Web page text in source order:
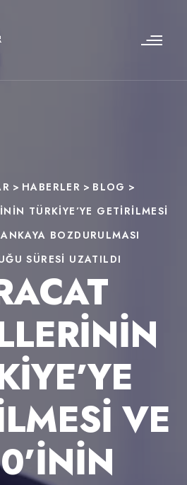
> HABERLER > BLOG >
TÜRKIYE’YE GETIRILMESI
BOZDURULMASI
SÜRESI UZATILDI
VE